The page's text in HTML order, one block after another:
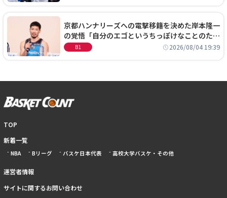
京都ハンナリーズへの電撃移籍を決めた岸本隆一
の覚悟「自分のエゴというちっぽけなことのため
に、京都に来たわけではない」
B1 2026/08/04 19:39
TOP
新着一覧
NBA Bリーグ バスケ日本代表 高校大学バスケ・その他
運営者情報
サイトに関するお問い合わせ